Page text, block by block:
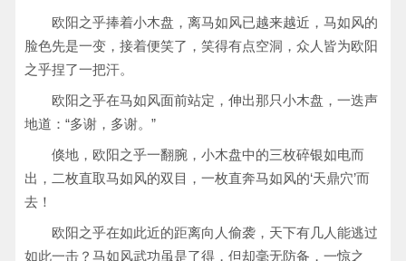
欧阳之乎捧着小木盘，离马如风已越来越近，马如风的
脸色先是一变，接着便笑了，笑得有点空洞，众人皆为欧阳
之乎捏了一把汗。
欧阳之乎在马如风面前站定，伸出那只小木盘，一迭声
地道：“多谢，多谢。”
倏地，欧阳之乎一翻腕，小木盘中的三枚碎银如电而
出，二枚直取马如风的双目，一枚直奔马如风的‘天鼎穴’而
去！
欧阳之乎在如此近的距离向人偷袭，天下有几人能逃过
如此一击？马如风武功虽是了得，但却毫无防备，一惊之